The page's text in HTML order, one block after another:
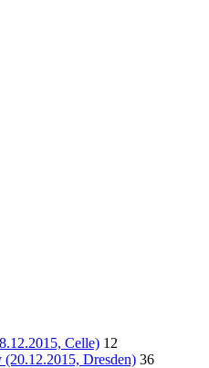
Celle) 12
Dresden) 36